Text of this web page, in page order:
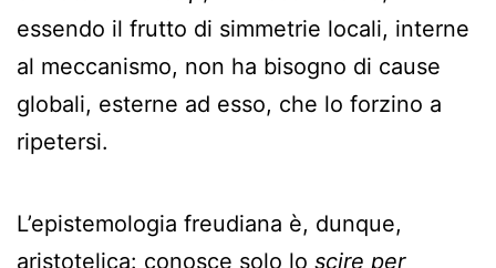
essendo il frutto di simmetrie locali, interne
al meccanismo, non ha bisogno di cause
globali, esterne ad esso, che lo forzino a
ripetersi.
L’epistemologia freudiana è, dunque,
aristotelica: conosce solo lo scire per